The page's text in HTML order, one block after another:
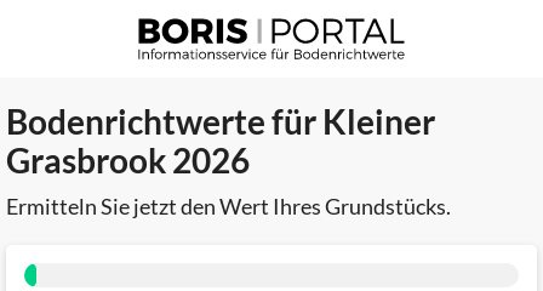
Bodenrichtwerte für Kleiner
Grasbrook 2026
Ermitteln Sie jetzt den Wert Ihres Grundstücks.